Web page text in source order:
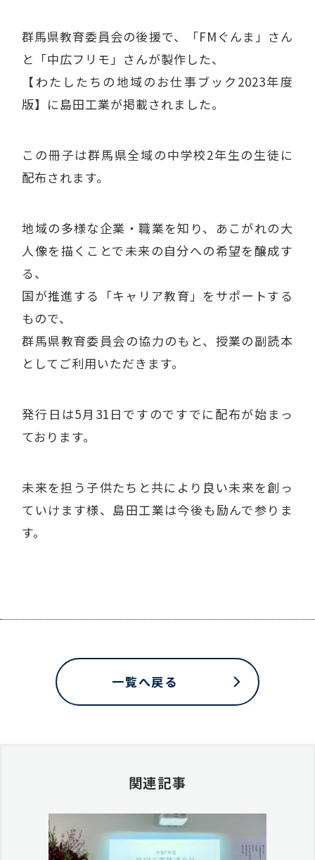
群馬県教育委員会の後援で、「FMぐんま」さん
と「中広フリモ」さんが製作した、
【わたしたちの地域のお仕事ブック2023年度
版】に島田工業が掲載されました。
この冊子は群馬県全域の中学校2年生の生徒に
配布されます。
地域の多様な企業・職業を知り、あこがれの大
人像を描くことで未来の自分への希望を醸成す
る、
国が推進する「キャリア教育」をサポートする
もので、
群馬県教育委員会の協力のもと、授業の副読本
としてご利用いただきます。
発行日は5月31日ですのですでに配布が始まっ
ております。
未来を担う子供たちと共により良い未来を創っ
ていけます様、島田工業は今後も励んで参りま
す。
一覧へ戻る
関連記事